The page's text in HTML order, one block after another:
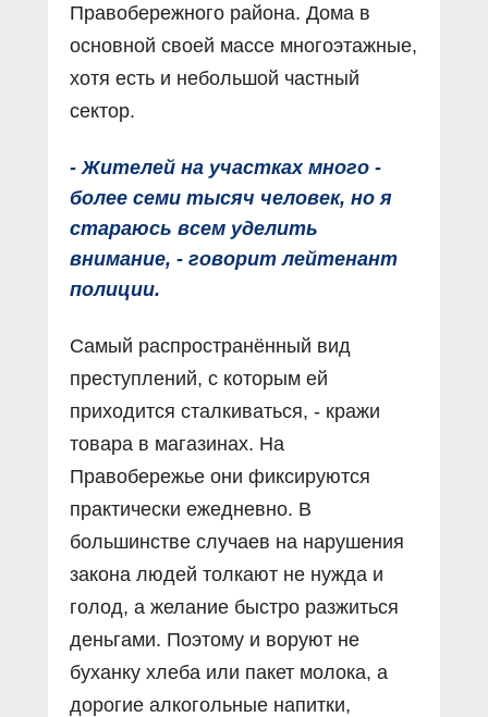
Правобережного района. Дома в
основной своей массе многоэтажные,
хотя есть и небольшой частный
сектор.
- Жителей на участках много -
более семи тысяч человек, но я
стараюсь всем уделить
внимание, - говорит лейтенант
полиции.
Самый распространённый вид
преступлений, с которым ей
приходится сталкиваться, - кражи
товара в магазинах. На
Правобережье они фиксируются
практически ежедневно. В
большинстве случаев на нарушения
закона людей толкают не нужда и
голод, а желание быстро разжиться
деньгами. Поэтому и воруют не
буханку хлеба или пакет молока, а
дорогие алкогольные напитки,